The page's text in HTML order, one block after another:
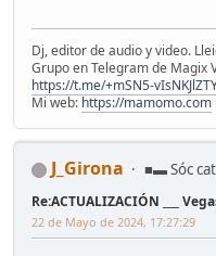
Dj, editor de audio y video.
Grupo en Telegram de Magix
https://t.me/+mSN5-
Mi web: https://mamomo.com
J_Girona ■▬ Sóc
Re:ACTUALIZACIÓN ___
22 de Mayo de 2024, 17:27:29